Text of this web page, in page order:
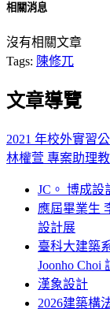
相關消息
沒有相關文章
Tags: 陳修兀
文章導覽
2021 年校外實習
林權萱 專案助理
JC。 博成設
應屆畢業生
設計展
臺科大建築
Joonho Choi
漢象設計
2026建築構